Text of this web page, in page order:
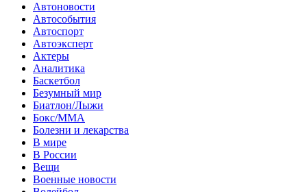
Автоновости
Автособытия
Автоспорт
Автоэксперт
Актеры
Аналитика
Баскетбол
Безумный мир
Биатлон/Лыжи
Бокс/MMA
Болезни и лекарства
В мире
В России
Вещи
Военные новости